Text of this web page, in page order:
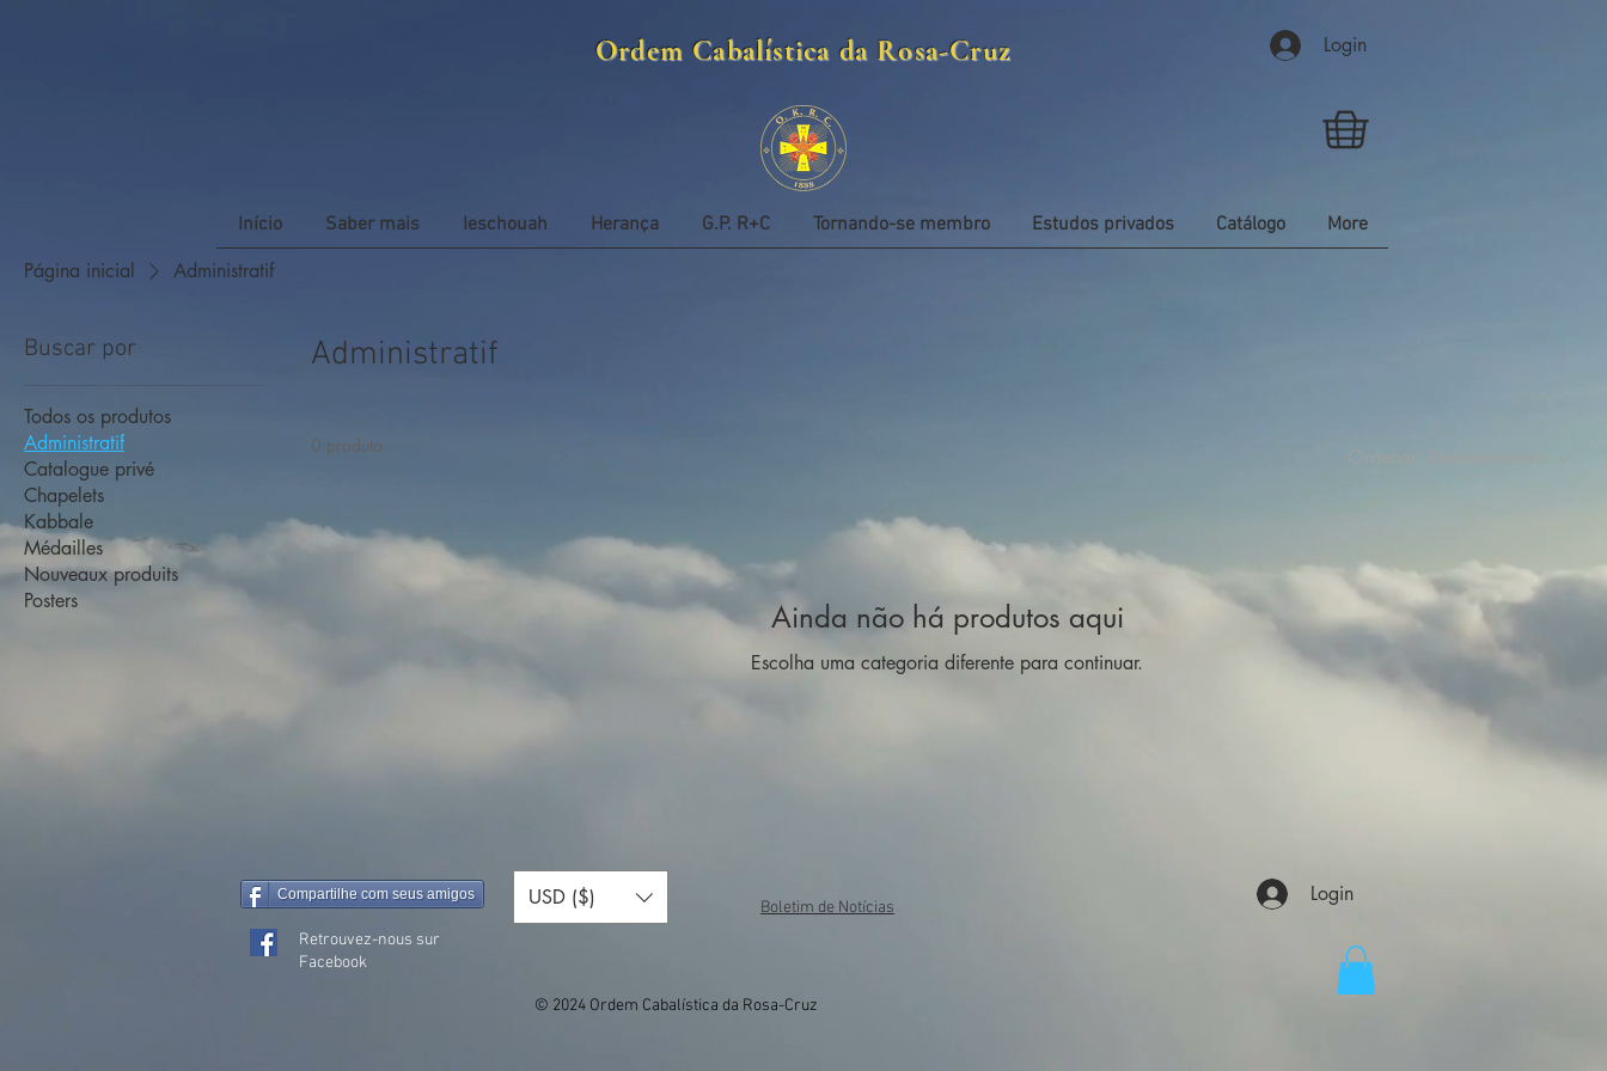
Ordem Cabalística da Rosa-Cruz Login
Início Saber mais Ieschouah Herança G.P. R+C Tornando-se membro Estudos privados Catálogo More
Página inicial Administratif
Buscar por
Todos os produtos
Administratif
Catalogue privé
Chapelets
Kabbale
Médailles
Nouveaux produits
Posters
Administratif
0 produto Ordenar:
Ainda não há produtos aqui
Escolha uma categoria diferente para continuar.
Compartilhe com seus amigos
Retrouvez-nous sur
Facebook
Boletim de Notícias
USD ($)
© 2024 Ordem Cabalística da Rosa-Cruz
Login